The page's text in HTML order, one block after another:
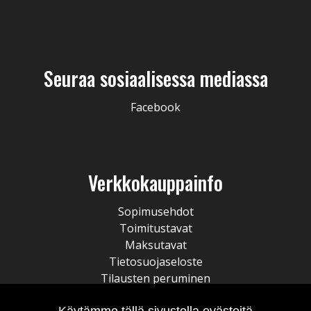
Seuraa sosiaalisessa mediassa
Facebook
Verkkokauppainfo
Sopimusehdot
Toimitustavat
Maksutavat
Tietosuojaseloste
Tilausten peruminen